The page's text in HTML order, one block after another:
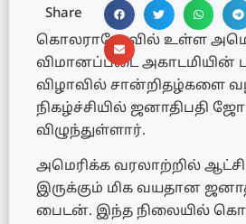
Share
கொலராடோவில் உள்ள
விமானப்படை அகாடமியின்
விழாவில் சான்றிதழ்களை
நிகழ்ச்சியில் ஜனாதிபதி
விழுந்துள்ளார்.
அமெரிக்க வரலாற்றில்
இருக்கும் மிக வயதான
பைடன். இந்த நிலையில்